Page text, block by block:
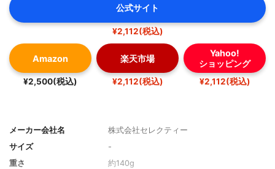
公式サイト
¥2,112(税込)
Amazon
¥2,500(税込)
楽天市場
¥2,112(税込)
Yahoo!
ショッピング
¥2,112(税込)
メーカー会社名
株式会社セレクティー
サイズ
-
重さ
約140g